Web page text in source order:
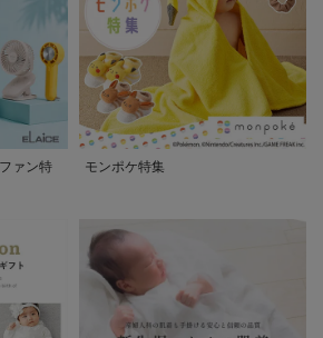
ァン特
モンポケ特集